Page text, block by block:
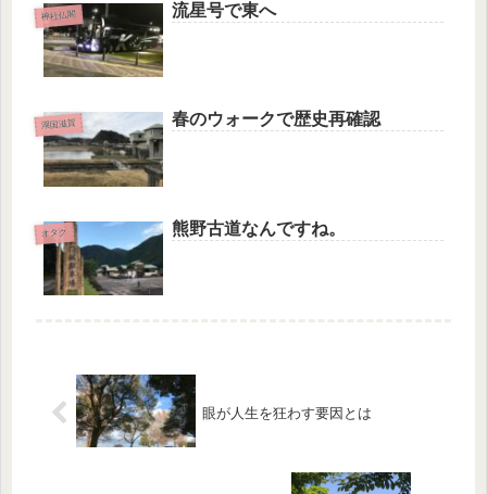
神社仏閣 流星号で東へ
湖国滋賀 春のウォークで歴史再確認
オタク 熊野古道なんですね。
眼が人生を狂わす要因とは